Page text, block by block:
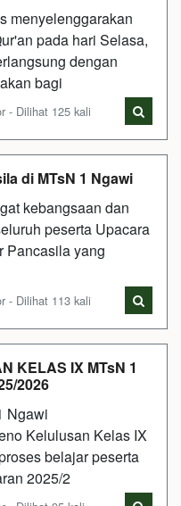
menyelenggarakan
pada hari Selasa,
dengan
bagi
- Dilihat 125 kali
di MTsN 1 Ngawi
kebangsaan dan
peserta Upacara
Pancasila yang
- Dilihat 113 kali
KELAS IX MTsN 1
2026
Ngawi
Kelulusan Kelas IX
belajar peserta
2025/2